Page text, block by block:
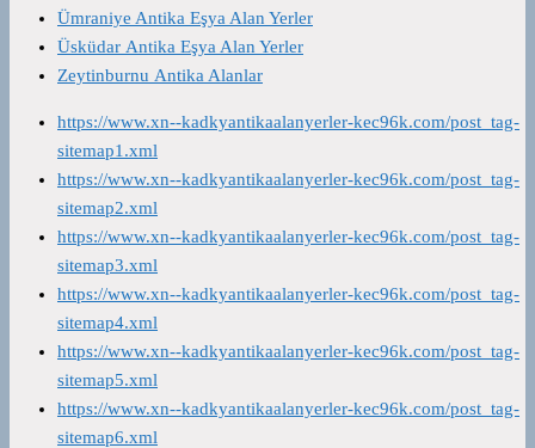
Ümraniye Antika Eşya Alan Yerler
Üsküdar Antika Eşya Alan Yerler
Zeytinburnu Antika Alanlar
https://www.xn--kadkyantikaalanyerler-kec96k.com/post_tag-
sitemap1.xml
https://www.xn--kadkyantikaalanyerler-kec96k.com/post_tag-
sitemap2.xml
https://www.xn--kadkyantikaalanyerler-kec96k.com/post_tag-
sitemap3.xml
https://www.xn--kadkyantikaalanyerler-kec96k.com/post_tag-
sitemap4.xml
https://www.xn--kadkyantikaalanyerler-kec96k.com/post_tag-
sitemap5.xml
https://www.xn--kadkyantikaalanyerler-kec96k.com/post_tag-
sitemap6.xml